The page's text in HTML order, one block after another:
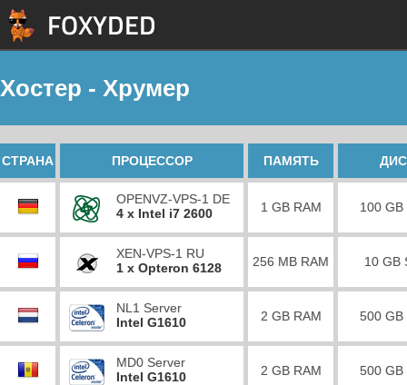
Хостер - Хрумер
СТРАНА ПРОЦЕССОР ПАМЯТЬ
OPENVZ-VPS-1 DE
4 x Intel i7 2600
1 GB RAM 100 GB
XEN-VPS-1 RU
1 x Opteron 6128
256 MB RAM 10 GB
NL1 Server
Intel G1610
2 GB RAM 500 GB
MD0 Server
Intel G1610
2 GB RAM 500 GB